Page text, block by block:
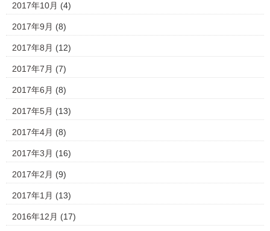
2017年10月 (4)
2017年9月 (8)
2017年8月 (12)
2017年7月 (7)
2017年6月 (8)
2017年5月 (13)
2017年4月 (8)
2017年3月 (16)
2017年2月 (9)
2017年1月 (13)
2016年12月 (17)